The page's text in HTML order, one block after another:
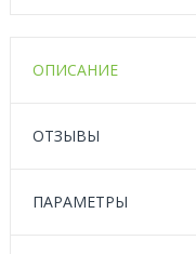
ОПИСАНИЕ
ОТЗЫВЫ
ПАРАМЕТРЫ